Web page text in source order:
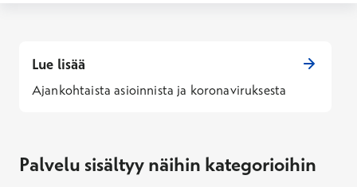
Lue lisää
Ajankohtaista asioinnista ja koronaviruksesta
Palvelu sisältyy näihin kategorioihin